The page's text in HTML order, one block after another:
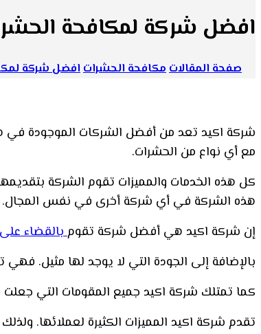
افضل شركة لمكافحة
صفحة المقالاتمكافحة الحشراتافضل شركة
شركة اكيد تعد من أفضل الشركات الموجودة في
مع أي نواع من الحشرات.
كل هذه الخدمات والمميزات تقوم الشركة
هذه الشركة في أي شركة أخرى في نفس المجال.
إن شركة اكيد هي أفضل شركة تقومبالقضاء
بالإضافة إلى الجودة التي لا يوجد لها مثيل.
كما تمتلك شركة اكيد جميع المقومات التي
تقدم شركة اكيد المميزات الكثيرة لعملائها.